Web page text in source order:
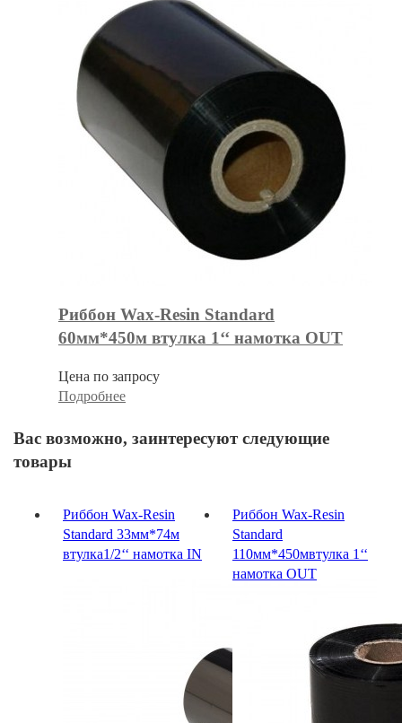
Риббон Wax-Resin Standard
60мм*450м втулка 1‘‘ намотка OUT
Цена по запросу
Подробнее
Вас возможно, заинтересуют следующие
товары
Риббон Wax-Resin
Standard 33мм*74м
втулка1/2‘‘ намотка IN
Риббон Wax-Resin
Standard
110мм*450мвтулка 1‘‘
намотка OUT